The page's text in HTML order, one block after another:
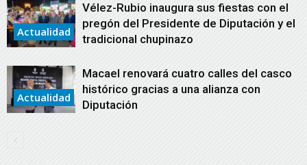
Actualidad
Vélez-Rubio inaugura sus fiestas con el
pregón del Presidente de Diputación y el
tradicional chupinazo
Actualidad
Macael renovará cuatro calles del casco
histórico gracias a una alianza con
Diputación